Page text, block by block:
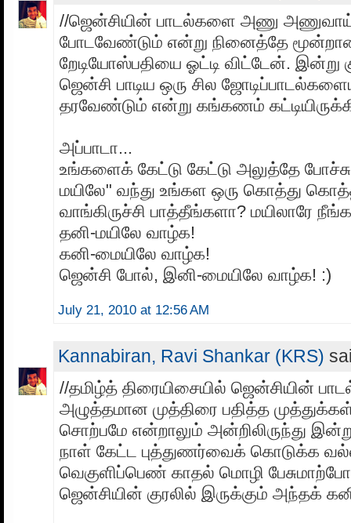
//ஜென்சியின் பாடல்களை அணு அணுவாய்
போடவேண்டும் என்று நினைத்தே
றேடியோஸ்பதியை ஓட்டி விட்டேன். இன்று
ஜென்சி பாடிய ஒரு சில
தரவேண்டும் என்று கங்கணம்
அப்பாடா...
உங்களைக் கேட்டு கேட்டு அலுத்தே
மயிலே" வந்து உங்கள ஒரு கொத்து
வாங்கிருச்சி பாத்தீங்களா? மயிலாரே
தனி-மயிலே வாழ்க!
கனி-மையிலே வாழ்க!
ஜென்சி போல், இனி-மையிலே வாழ்க! :)
July 21, 2010 at 12:56 AM
Kannabiran, Ravi Shankar (KRS)
//தமிழ்த் திரையிசையில் ஜென்சியின்
அழுத்தமான முத்திரை பதித்த
சொற்பமே என்றாலும் அன்றிலிருந்து
நாள் கேட்ட புத்துணர்வைக் கொடுக்க
வெகுளிப்பெண் காதல் மொழி
ஜென்சியின் குரலில் இருக்கும் அந்தக்